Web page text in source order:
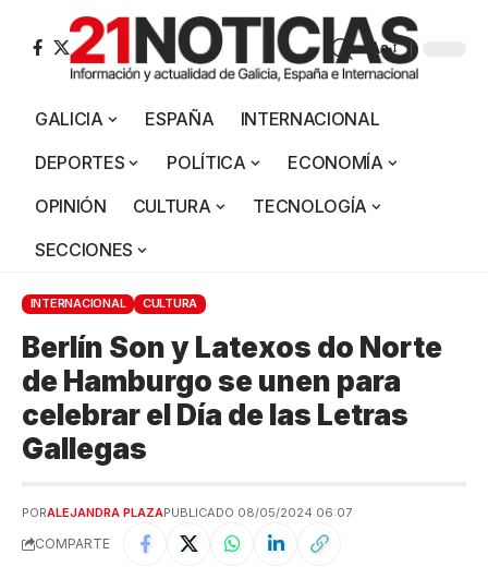
Aa
GALICIA ESPAÑA
INTERNACIONAL
DEPORTES
POLÍTICA
ECONOMÍA
OPINIÓN
CULTURA
TECNOLOGÍA
SECCIONES
INTERNACIONAL CULTURA
Berlín Son y Latexos do Norte
de Hamburgo se unen para
celebrar el Día de las Letras
Gallegas
PORALEJANDRA PLAZAPUBLICADO 08/05/2024 06:07
COMPARTE